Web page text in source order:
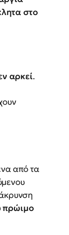
στο
αρκεί.
από τα
πρώιμο